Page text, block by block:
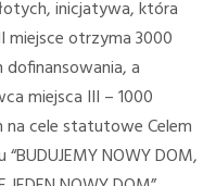
inicjatywa, która
miejsce otrzyma 3000
dofinansowania, a
miejsca III – 1000
na cele statutoweCelem
NOWY DOM,